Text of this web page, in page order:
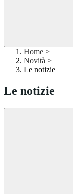
Home >
Novità >
Le notizie
Le notizie